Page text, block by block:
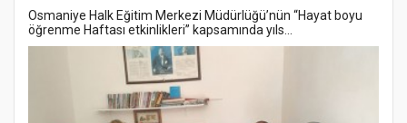
Osmaniye Halk Eğitim Merkezi Müdürlüğü’nün “Hayat boyu
öğrenme Haftası etkinlikleri” kapsamında yıls...